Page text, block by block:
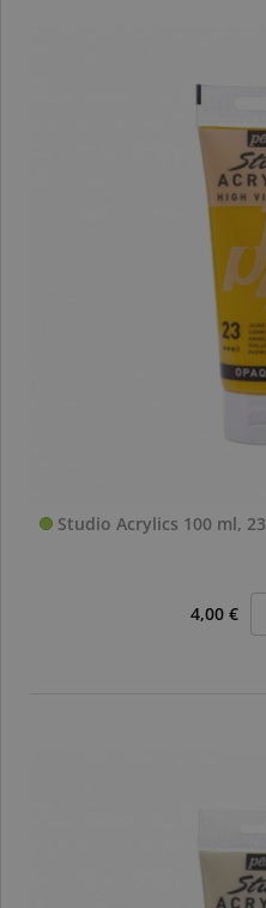
Studio Acrylics 100 ml,
4,00 €